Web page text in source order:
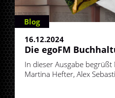
Blog
16.12.2024
Die egoFM
In dieser Ausgabe
Martina Hefter, Alex